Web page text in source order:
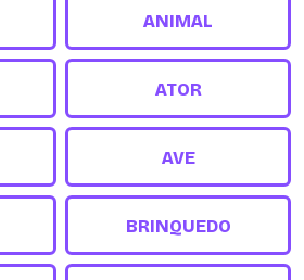
ANIMAL
ATOR
AVE
BRINQUEDO